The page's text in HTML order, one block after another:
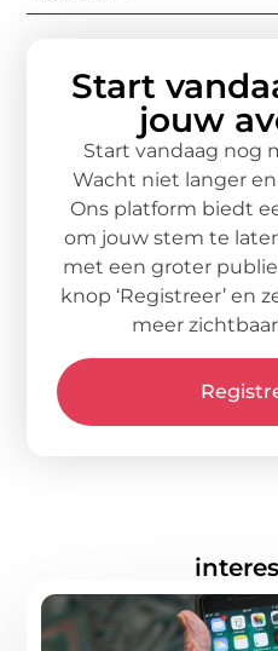
Start
jouw
Start vandaag nog
Wacht niet langer
Ons platform biedt
om jouw stem te
met een groter
knop ‘Registreer’ en
meer